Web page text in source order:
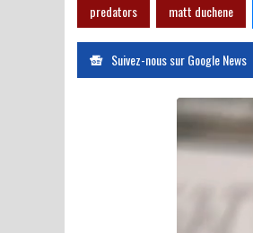
predators matt duchene
Suivez-nous sur Google News